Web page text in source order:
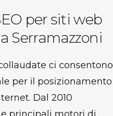
per siti web
Serramazzoni
ci consentono
per il posizionamento
Dal 2010